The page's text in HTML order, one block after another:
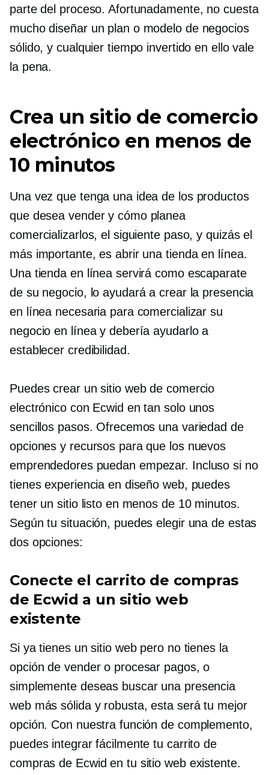
parte del proceso. Afortunadamente, no cuesta
mucho diseñar un plan o modelo de negocios
sólido, y cualquier tiempo invertido en ello vale
la pena.
Crea un sitio de comercio
electrónico en menos de
10 minutos
Una vez que tenga una idea de los productos
que desea vender y cómo planea
comercializarlos, el siguiente paso, y quizás el
más importante, es abrir una tienda en línea.
Una tienda en línea servirá como escaparate
de su negocio, lo ayudará a crear la presencia
en línea necesaria para comercializar su
negocio en línea y debería ayudarlo a
establecer credibilidad.
Puedes crear un sitio web de comercio
electrónico con Ecwid en tan solo unos
sencillos pasos. Ofrecemos una variedad de
opciones y recursos para que los nuevos
emprendedores puedan empezar. Incluso si no
tienes experiencia en diseño web, puedes
tener un sitio listo en menos de 10 minutos.
Según tu situación, puedes elegir una de estas
dos opciones:
Conecte el carrito de compras
de Ecwid a un sitio web
existente
Si ya tienes un sitio web pero no tienes la
opción de vender o procesar pagos, o
simplemente deseas buscar una presencia
web más sólida y robusta, esta será tu mejor
opción. Con nuestra función de complemento,
puedes integrar fácilmente tu carrito de
compras de Ecwid en tu sitio web existente.